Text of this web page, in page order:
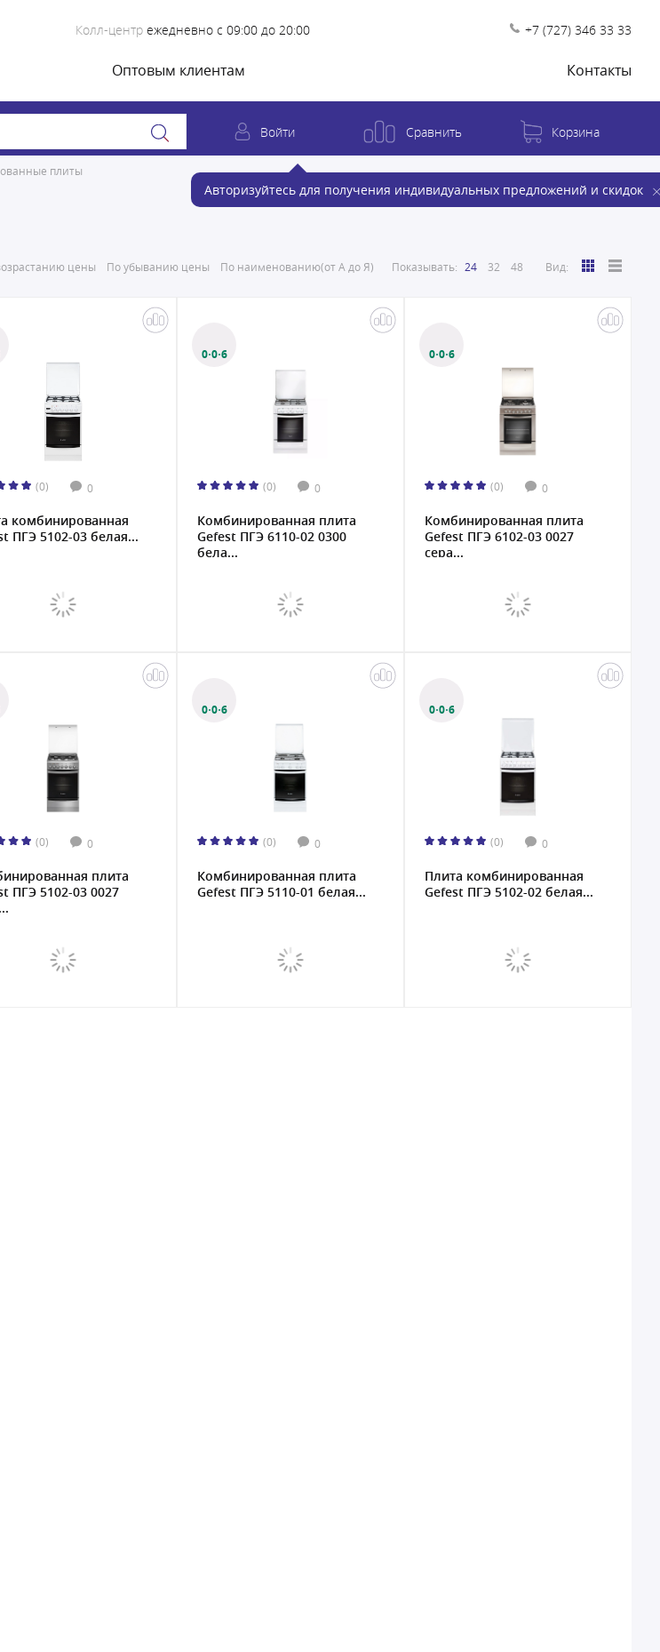
Колл-центр ежедневно с 09:00 до 20:00 +7 (727) 346 33 33
Оптовым клиентам Контакты
Войти
Авторизуйтесь для получения индивидуальных предложений и скидок
Сравнить Корзина
плиты
цены По убыванию цены По наименованию(от А до Я) Показывать: 24 32 48 Вид:
(0) 0
комбинированная
ПГЭ 5102-03 белая...
0·0·6
(0) 0
Комбинированная плита
Gefest ПГЭ 6110-02 0300
бела...
0·0·6
(0) 0
Комбинированная плита
Gefest ПГЭ 6102-03 0027
сера...
(0) 0
плита
ПГЭ 5102-03 0027
0·0·6
(0) 0
Комбинированная плита
Gefest ПГЭ 5110-01 белая...
0·0·6
(0) 0
Плита комбинированная
Gefest ПГЭ 5102-02 белая...